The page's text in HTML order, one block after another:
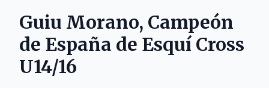
Guiu Morano, Campeón
de España de Esquí Cross
U14/16